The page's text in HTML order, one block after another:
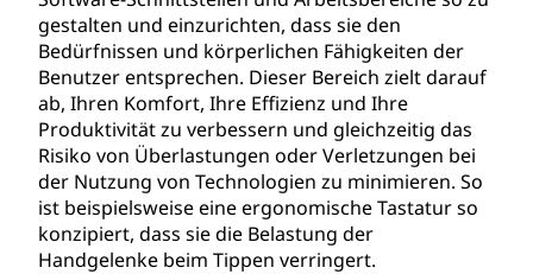
gestalten und einzurichten, dass sie den
Bedürfnissen und körperlichen Fähigkeiten der
Benutzer entsprechen. Dieser Bereich zielt darauf
ab, Ihren Komfort, Ihre Effizienz und Ihre
Produktivität zu verbessern und gleichzeitig das
Risiko von Überlastungen oder Verletzungen bei
der Nutzung von Technologien zu minimieren. So
ist beispielsweise eine ergonomische Tastatur so
konzipiert, dass sie die Belastung der
Handgelenke beim Tippen verringert.